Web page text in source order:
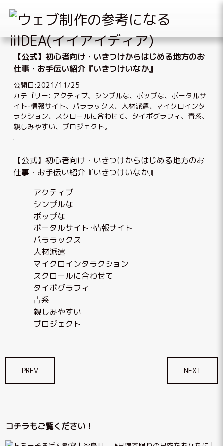
Skip
content
【公式】初心者向け・いきつけからはじめる地方のお
仕事・お手伝い紹介『いきつけいなか』
公開日:2021/11/25
カテゴリー: アクティブ、 シンプルな、 ポップな、 ポータルサ
イト･情報サイト、 パララックス、 人材派遣、 マイクロインタ
ラクション、 スクロールに合わせて、 タイポグラフィ、 青系、
親しみやすい、 プロジェクト。
【公式】初心者向け・いきつけからはじめる地方のお
仕事・お手伝い紹介『いきつけいなか』
アクティブ
シンプルな
ポップな
ポータルサイト･情報サイト
パララックス
人材派遣
マイクロインタラクション
スクロールに合わせて
タイポグラフィ
青系
親しみやすい
プロジェクト
稿
ゲ
PREV NEXT
コチラもご覧ください！